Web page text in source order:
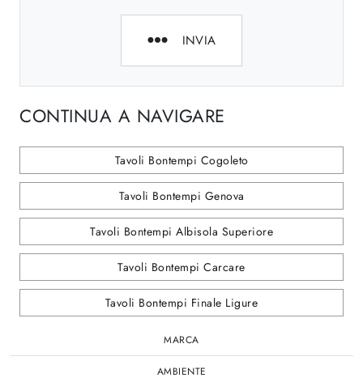
INVIA
CONTINUA A NAVIGARE
Tavoli Bontempi Cogoleto
Tavoli Bontempi Genova
Tavoli Bontempi Albisola Superiore
Tavoli Bontempi Carcare
Tavoli Bontempi Finale Ligure
MARCA
AMBIENTE